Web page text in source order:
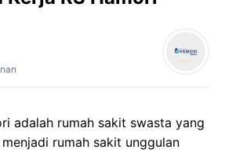
adalah rumah sakit swasta yang
rumah sakit unggulan